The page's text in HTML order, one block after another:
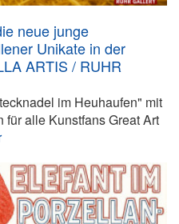
neue junge
Unikate in der
ARTIS / RUHR
im Heuhaufen" mit
alle Kunstfans Great Art